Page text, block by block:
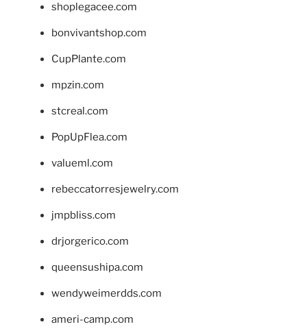
shoplegacee.com
bonvivantshop.com
CupPlante.com
mpzin.com
stcreal.com
PopUpFlea.com
valueml.com
rebeccatorresjewelry.com
jmpbliss.com
drjorgerico.com
queensushipa.com
wendyweimerdds.com
ameri-camp.com